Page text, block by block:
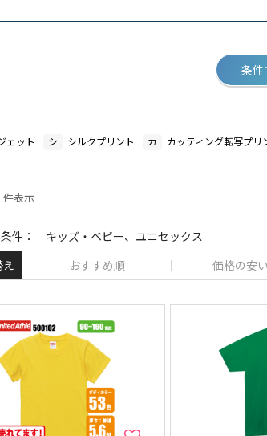
条件
ェット シ シルクプリント カ カッティング転写プリ
件表示
件： キッズ・ベビー、ユニセックス
え おすすめ順 価格の安